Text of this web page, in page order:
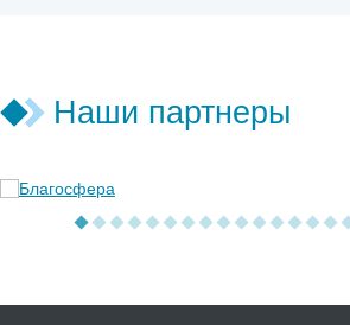
Наши партнеры